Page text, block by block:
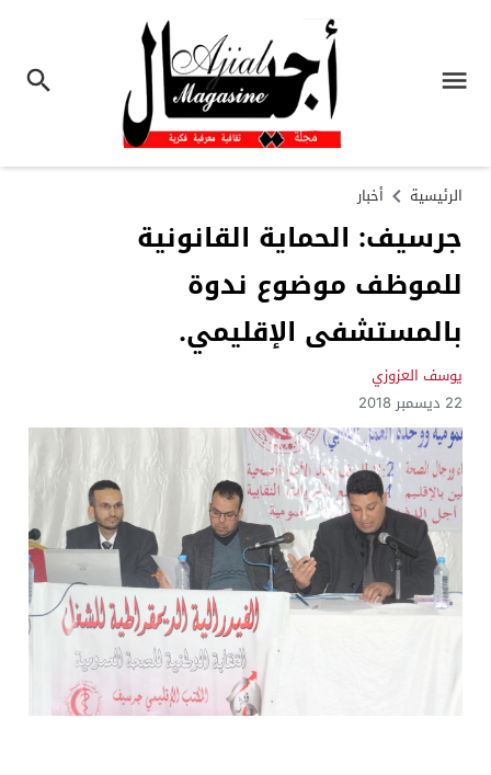
الرئيسية أخبار
جرسيف: الحماية القانونية
للموظف موضوع ندوة
بالمستشفى الإقليمي.
يوسف العزوزي
22 ديسمبر 2018